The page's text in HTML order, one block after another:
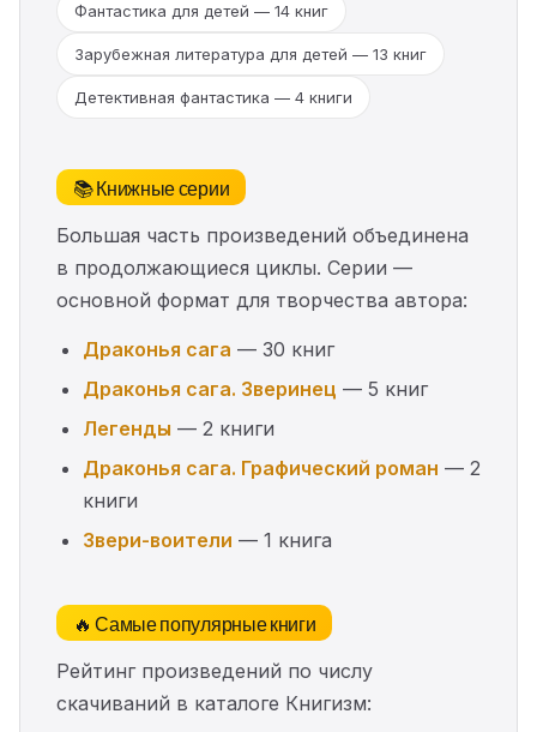
Фантастика для детей — 14 книг
Зарубежная литература для детей — 13 книг
Детективная фантастика — 4 книги
📚 Книжные серии
Большая часть произведений объединена
в продолжающиеся циклы. Серии —
основной формат для творчества автора:
Драконья сага — 30 книг
Драконья сага. Зверинец — 5 книг
Легенды — 2 книги
Драконья сага. Графический роман — 2
книги
Звери-воители — 1 книга
🔥 Самые популярные книги
Рейтинг произведений по числу
скачиваний в каталоге Книгизм: